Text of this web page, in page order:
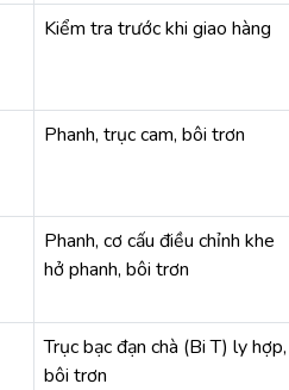
Kiểm tra trước khi giao hàng
Phanh, trục cam, bôi trơn
Phanh, cơ cấu điều chỉnh khe
hở phanh, bôi trơn
Trục bạc đạn chà (Bi T) ly hợp,
bôi trơn